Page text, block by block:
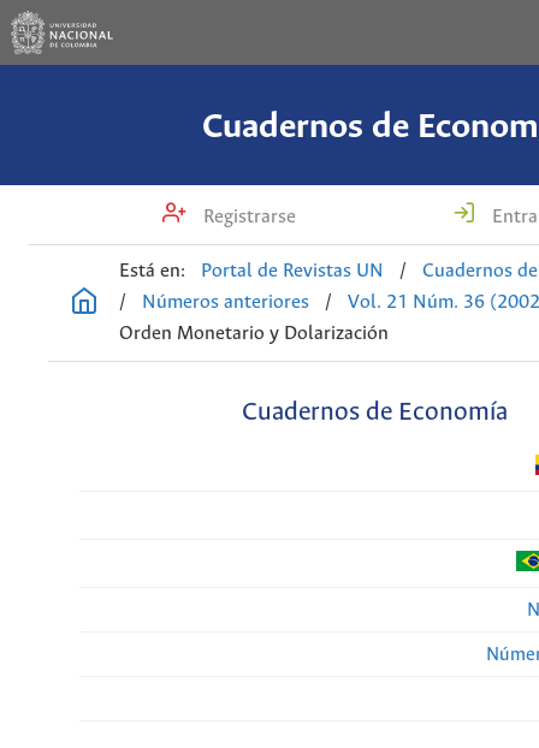
Cuadernos de
Registrarse
Está en: Portal de Revistas UN /
Cuadernos
/
Números anteriores /
Vol. 21 Núm. 36
Orden Monetario y Dolarización
Cuadernos de Economía